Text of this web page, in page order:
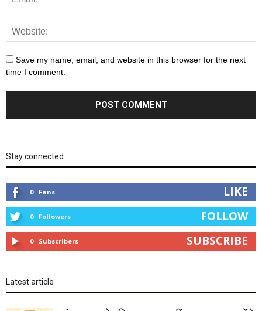
Save my name, email, and website in this browser for the next
time I comment.
Stay connected
0 Fans LIKE
0 Followers FOLLOW
0 Subscribers SUBSCRIBE
Latest article